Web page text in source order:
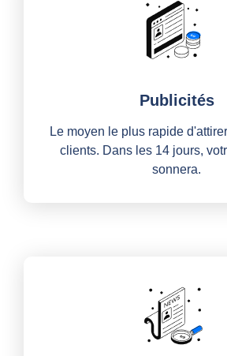
Publicités
Le moyen le plus rapide
clients. Dans les 14 jours,
sonnera.